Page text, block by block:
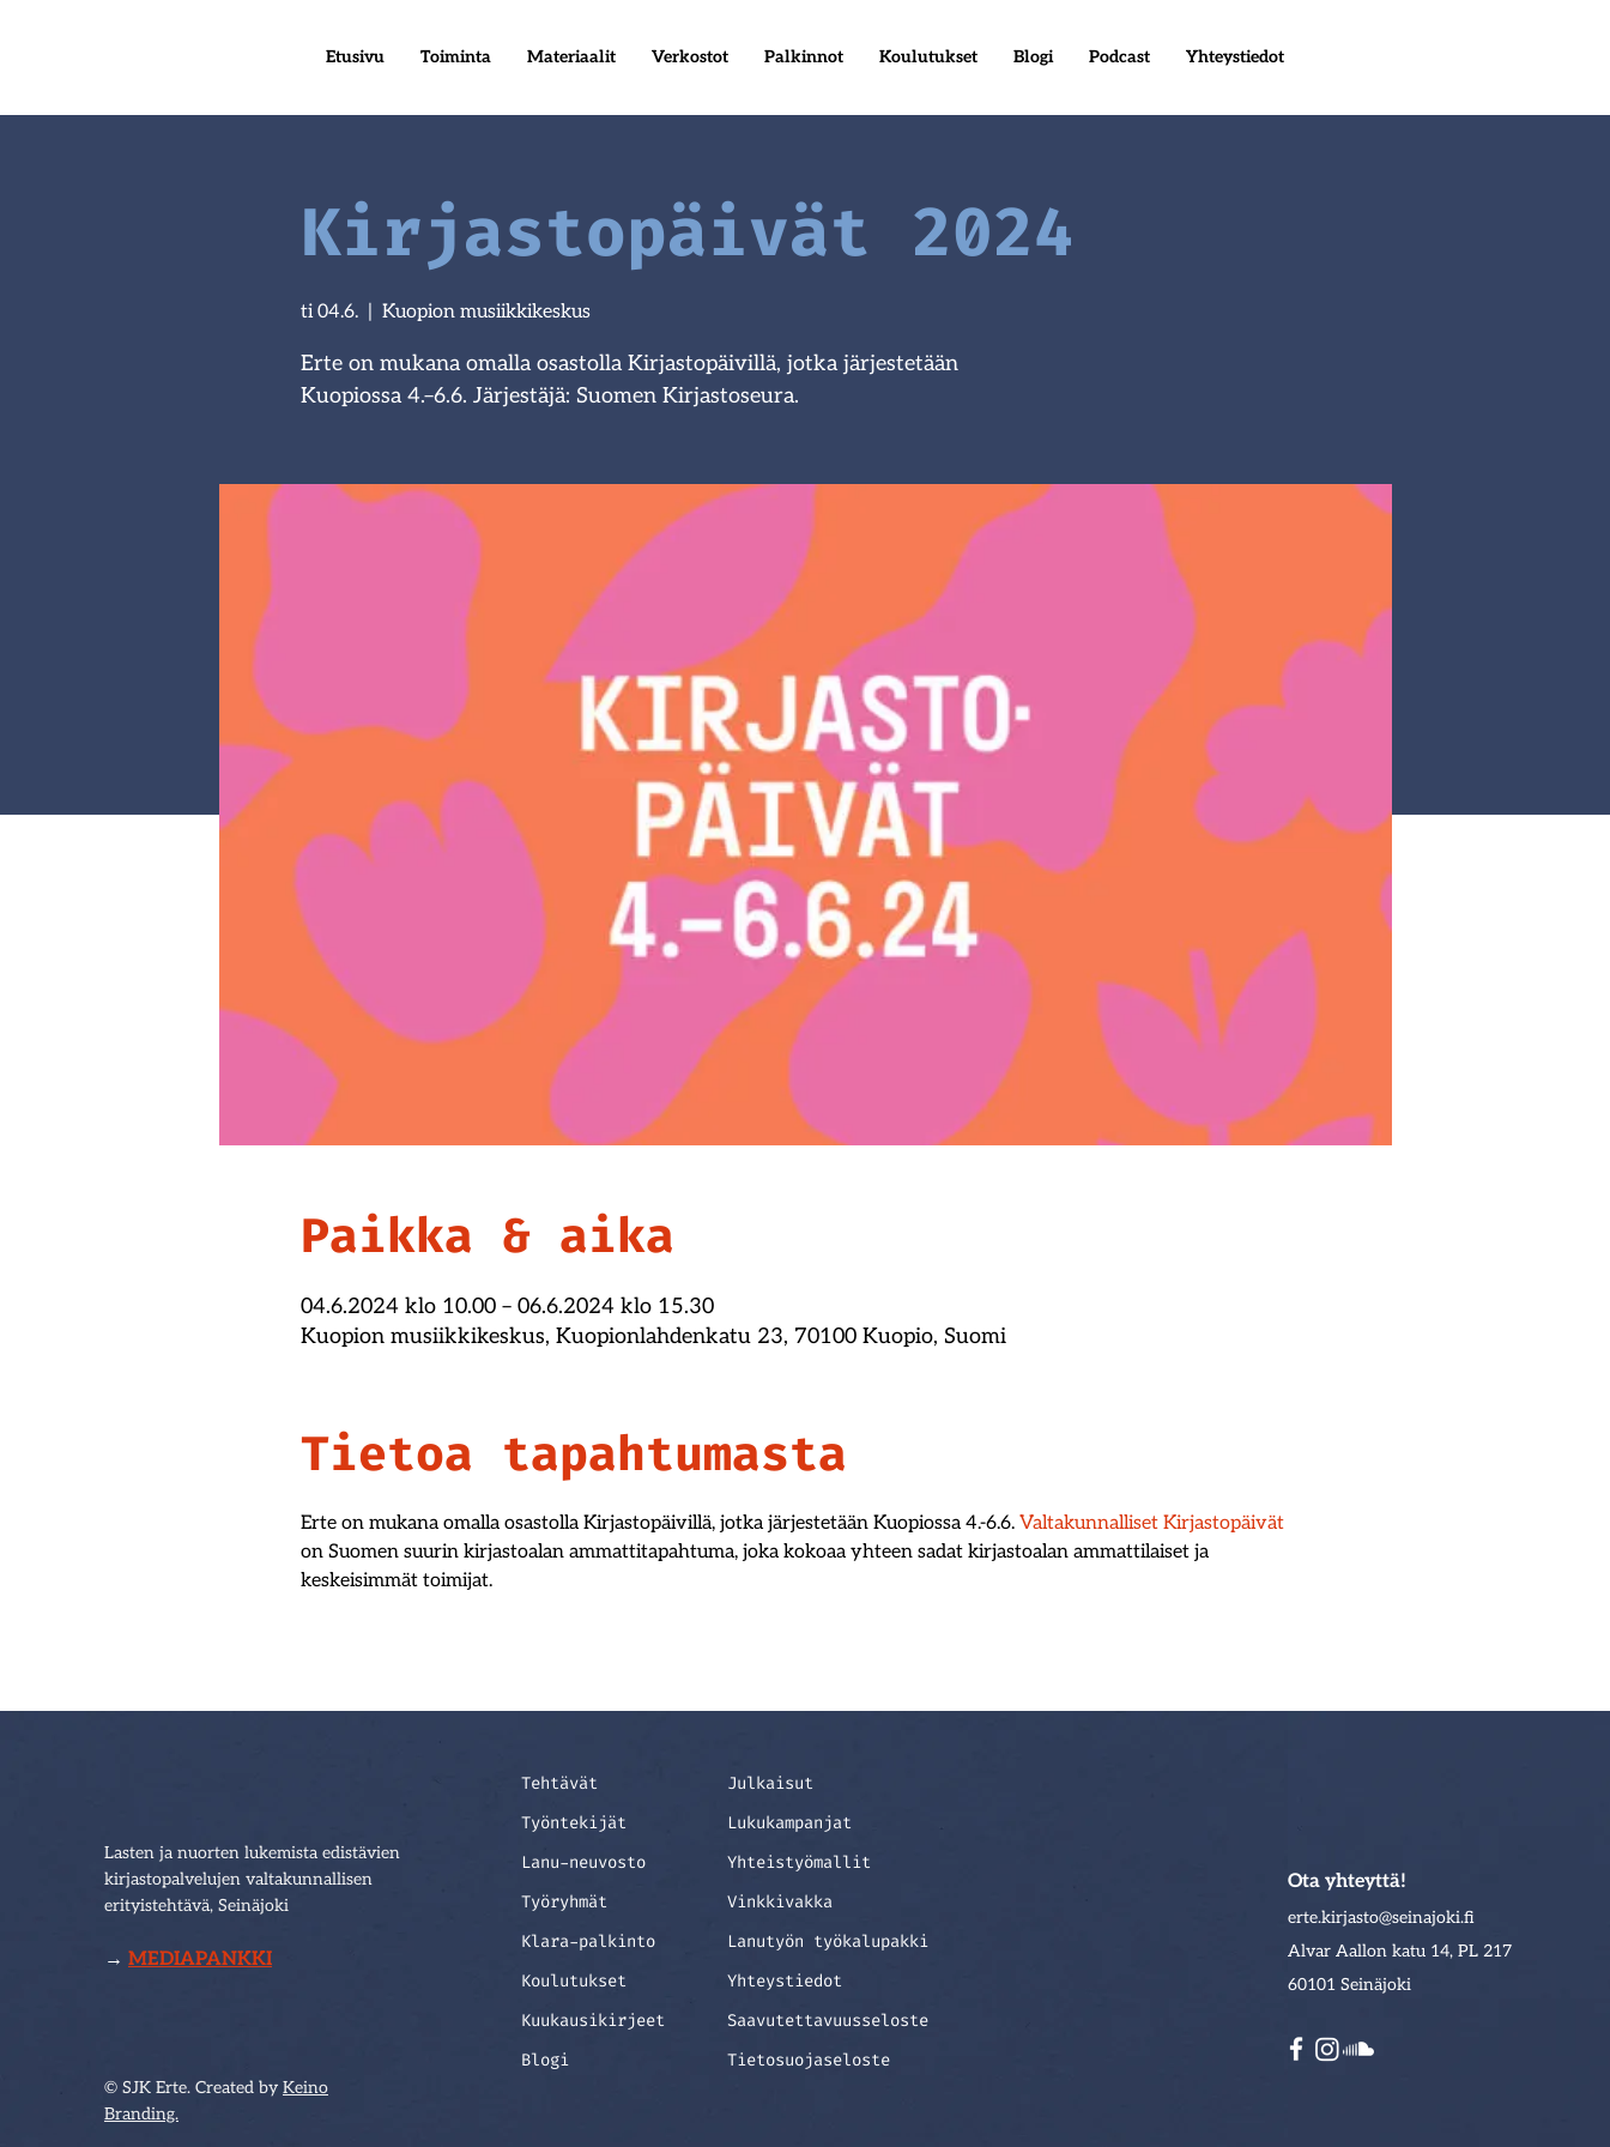
Etusivu Toiminta Materiaalit Verkostot Palkinnot Koulutukset Blogi Podcast Yhteystiedot
Kirjastopäivät 2024
ti 04.6.
  |
Kuopion musiikkikeskus
Erte on mukana omalla osastolla Kirjastopäivillä, jotka järjestetään
Kuopiossa 4.–6.6. Järjestäjä: Suomen Kirjastoseura.
Paikka & aika
04.6.2024 klo 10.00 – 06.6.2024 klo 15.30
Kuopion musiikkikeskus, Kuopionlahdenkatu 23, 70100 Kuopio, Suomi
Tietoa tapahtumasta
Erte on mukana omalla osastolla Kirjastopäivillä, jotka järjestetään Kuopiossa 4.-6.6. Valtakunnalliset Kirjastopäivät
on Suomen suurin kirjastoalan ammattitapahtuma, joka kokoaa yhteen sadat kirjastoalan ammattilaiset ja
keskeisimmät toimijat.
Lasten ja nuorten lukemista edistävien
kirjastopalvelujen valtakunnallisen
erityistehtävä, Seinäjoki
→ MEDIAPANKKI
© SJK Erte. Created by Keino
Branding.
Tehtävät
Työntekijät
Lanu-neuvosto
Työryhmät
Klara-palkinto
Koulutukset
Kuukausikirjeet
Blogi
Julkaisut
Lukukampanjat
Yhteistyömallit
Vinkkivakka
Lanutyön työkalupakki
Yhteystiedot
Saavutettavuusseloste
Tietosuojaseloste
Ota yhteyttä!
erte.kirjasto@seinajoki.fi
Alvar Aallon katu 14, PL 217
60101 Seinäjoki